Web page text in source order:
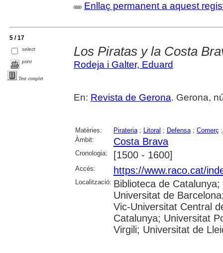
Enllaç permanent a aquest
5 / 17
select
print
Text complet
Los Piratas y la Costa
Rodeja i Galter, Eduard
En: Revista de Gerona. Gerona,
Matèries: Pirateria; Litoral ; Defensa; Comerç
Àmbit:
Costa Brava
Cronologia: [1500 - 1600]
Accés: https://www.raco.cat/
Localització: Biblioteca de
Universitat de
Vic-Universitat Central
Catalunya; Universitat
Virgili; Universitat de